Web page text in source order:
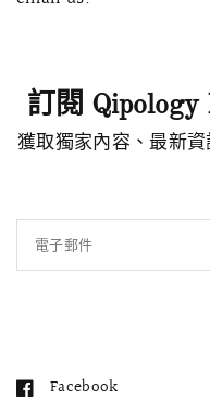
訂閱
獲取獨家內容、最新
電子郵件
Facebook